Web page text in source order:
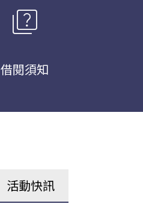
quiz
借閱須知
活動快訊